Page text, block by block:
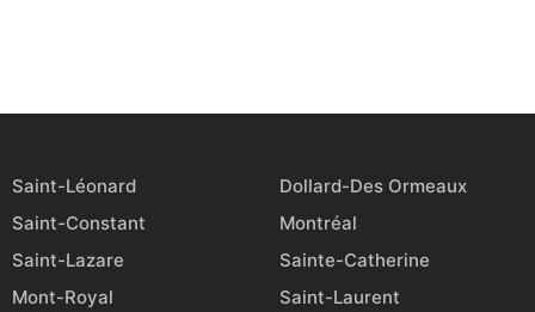
Saint-Léonard
Dollard-Des Ormeaux
Saint-Constant
Montréal
Saint-Lazare
Sainte-Catherine
Mont-Royal
Saint-Laurent